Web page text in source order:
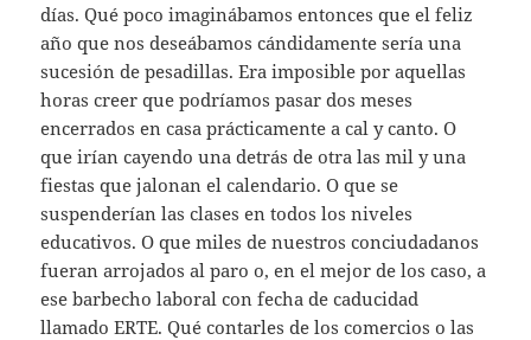
días. Qué poco imaginábamos entonces que el feliz
año que nos deseábamos cándidamente sería una
sucesión de pesadillas. Era imposible por aquellas
horas creer que podríamos pasar dos meses
encerrados en casa prácticamente a cal y canto. O
que irían cayendo una detrás de otra las mil y una
fiestas que jalonan el calendario. O que se
suspenderían las clases en todos los niveles
educativos. O que miles de nuestros conciudadanos
fueran arrojados al paro o, en el mejor de los caso, a
ese barbecho laboral con fecha de caducidad
llamado ERTE. Qué contarles de los comercios o las